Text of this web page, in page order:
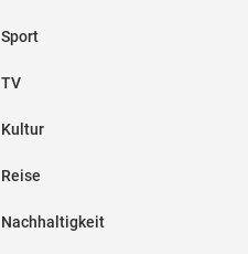
Sport
TV
Kultur
Reise
Nachhaltigkeit